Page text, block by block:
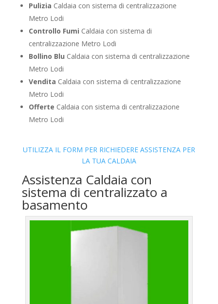
Pulizia Caldaia con sistema di centralizzazione
Metro Lodi
Controllo Fumi Caldaia con sistema di
centralizzazione Metro Lodi
Bollino Blu Caldaia con sistema di centralizzazione
Metro Lodi
Vendita Caldaia con sistema di centralizzazione
Metro Lodi
Offerte Caldaia con sistema di centralizzazione
Metro Lodi
UTILIZZA IL FORM PER RICHIEDERE ASSISTENZA PER
LA TUA CALDAIA
Assistenza Caldaia con
sistema di centralizzato a
basamento